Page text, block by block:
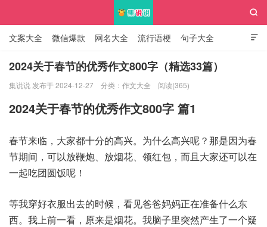

文案大全 微信爆款 网名大全 流行语梗 句子大全
知识大全

2024关于春节的优秀作文800字（精选33篇）
集说说 发布于 2024-12-27 分类： 作文大全 阅读(365)
2024关于春节的优秀作文800字 篇1
春节来临，大家都十分的高兴。为什么高兴呢？那是因为春
节期间，可以放鞭炮、放烟花、领红包，而且大家还可以在
一起吃团圆饭呢！
等我穿好衣服出去的时候，看见爸爸妈妈正在准备什么东
西。我上前一看，原来是烟花。我脑子里突然产生了一个疑